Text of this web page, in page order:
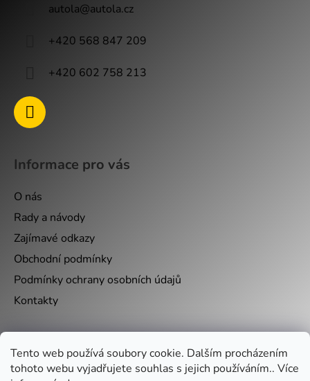
Tento web používá soubory cookie. Dalším procházením
tohoto webu vyjadřujete souhlas s jejich používáním.. Více
autola@autola.cz
+420 568 847 209
+420 602 758 213
Informace pro vás
O nás
Rady a návody
Zajímavé odkazy
Obchodní podmínky
Podmínky ochrany osobních údajů
Kontakty
Nákupní košík